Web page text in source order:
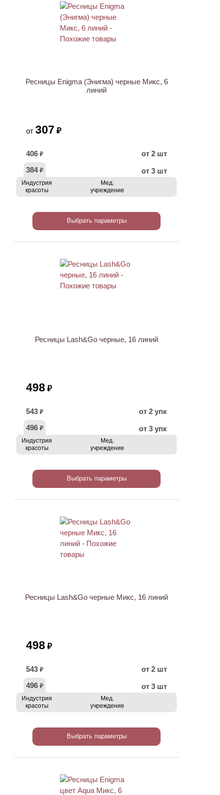
Ресницы Enigma (Энигма) черные Микс, 6
линий
от 307 ₽
406 ₽
от 2 шт
384 ₽ от 3 шт
Индустрия
красоты
Мед.
учреждение
Выбрать параметры
Ресницы Lash&Go черные, 16 линий
498 ₽
543 ₽
от 2 упк
496 ₽ от 3 упк
Индустрия
красоты
Мед.
учреждение
Выбрать параметры
Ресницы Lash&Go черные Микс, 16 линий
498 ₽
543 ₽
от 2 шт
496 ₽ от 3 шт
Индустрия
красоты
Мед.
учреждение
Выбрать параметры